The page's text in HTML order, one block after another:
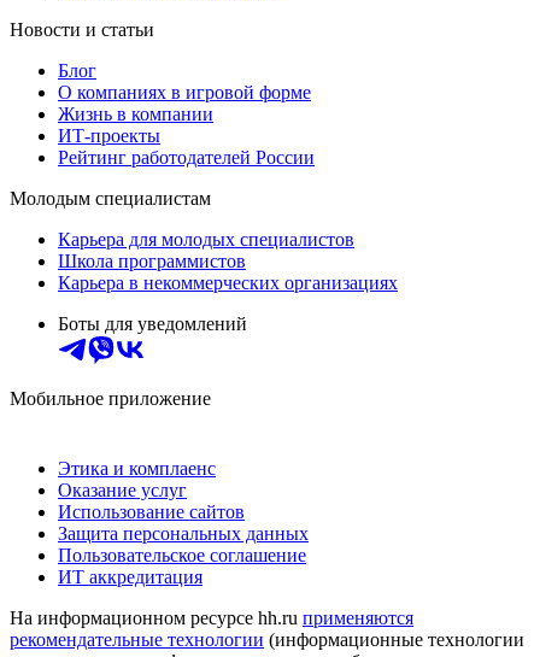
Новости и статьи
Блог
О компаниях в игровой форме
Жизнь в компании
ИТ-проекты
Рейтинг работодателей России
Молодым специалистам
Карьера для молодых специалистов
Школа программистов
Карьера в некоммерческих организациях
Боты для уведомлений
Мобильное приложение
Этика и комплаенс
Оказание услуг
Использование сайтов
Защита персональных данных
Пользовательское соглашение
ИТ аккредитация
На информационном ресурсе hh.ru применяются
рекомендательные технологии (информационные технологии